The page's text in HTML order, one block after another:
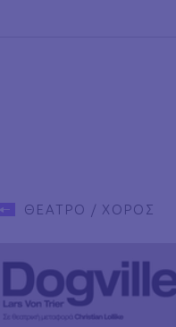
ΘΕΑΤΡΟ / ΧΟΡΟΣ